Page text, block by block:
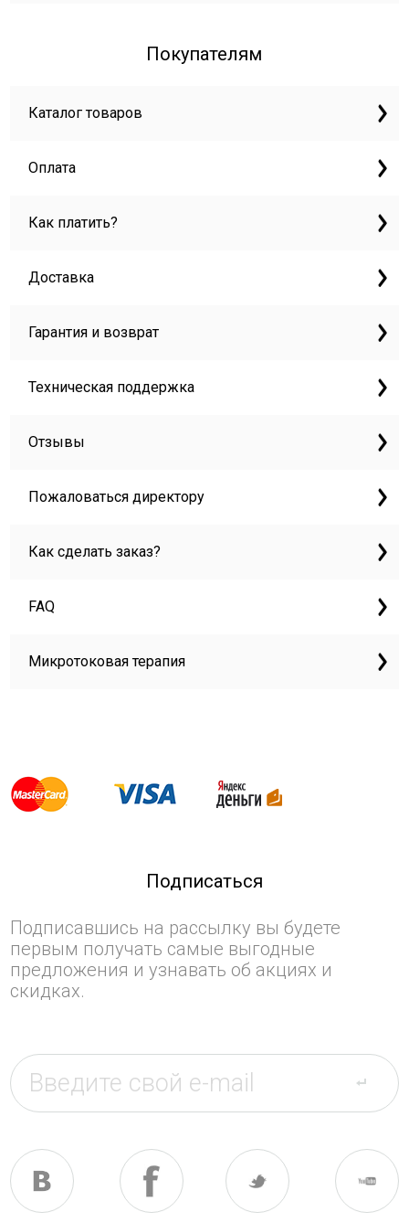
Покупателям
Каталог товаров
Оплата
Как платить?
Доставка
Гарантия и возврат
Техническая поддержка
Отзывы
Пожаловаться директору
Как сделать заказ?
FAQ
Микротоковая терапия
Подписаться
Подписавшись на рассылку вы будете
первым получать самые выгодные
предложения и узнавать об акциях и
скидках.